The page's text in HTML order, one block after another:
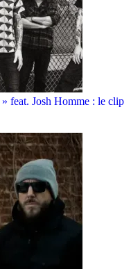
feat. Josh Homme : le clip